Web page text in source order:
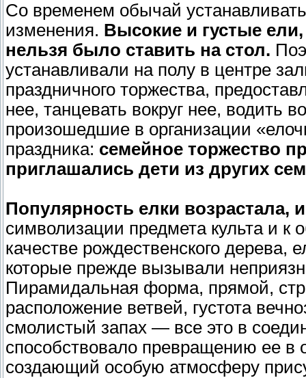
Со временем обычай
изменения. Высокие и густые
нельзя было ставить на стол.
устанавливали на полу в центре
праздничного торжества,
нее, танцевать вокруг нее, водить
произошедшие в организации
праздника: семейное торжество
приглашались дети из других
Популярность елки возрастала,
символизации предмета культа и к
качестве рождественского дерева,
которые прежде вызывали
Пирамидальная форма, прямой,
расположение ветвей, густота
смолистый запах — все это в
способствовало превращению ее в
создающий особую атмосферу